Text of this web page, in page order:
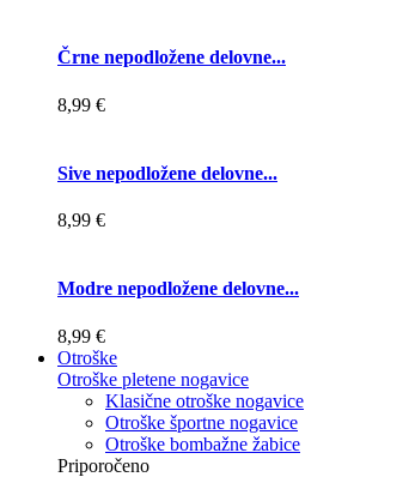
Črne nepodložene delovne...
8,99 €
Sive nepodložene delovne...
8,99 €
Modre nepodložene delovne...
8,99 €
Otroške
Otroške pletene nogavice
Klasične otroške nogavice
Otroške športne nogavice
Otroške bombažne žabice
Priporočeno